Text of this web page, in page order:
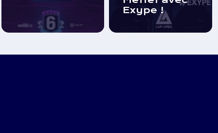
Exype !